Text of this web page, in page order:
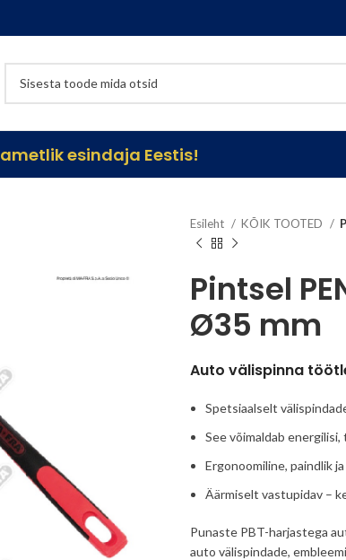
esindaja Eestis!
Esileht KÕIK TOOTED
Pintsel
Ø35 mm
Auto välispinna
Spetsiaalselt
See võimaldab
Ergonoomiline, paindlik
Äärmiselt vastupidav –
Punaste PBT-harjastega
auto välispindade,